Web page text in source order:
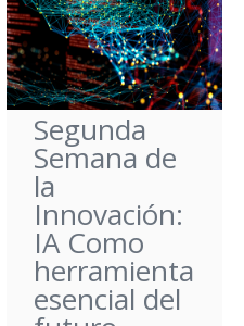
Segunda
Semana de
la
Innovación:
IA Como
herramienta
esencial del